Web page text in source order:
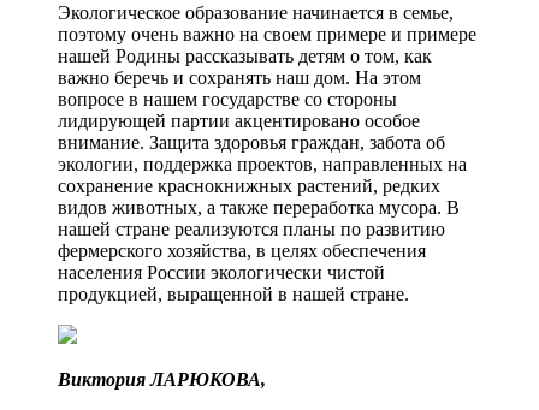
Экологическое образование начинается в семье,
поэтому очень важно на своем примере и примере
нашей Родины рассказывать детям о том, как
важно беречь и сохранять наш дом. На этом
вопросе в нашем государстве со стороны
лидирующей партии акцентировано особое
внимание. Защита здоровья граждан, забота об
экологии, поддержка проектов, направленных на
сохранение краснокнижных растений, редких
видов животных, а также переработка мусора. В
нашей стране реализуются планы по развитию
фермерского хозяйства, в целях обеспечения
населения России экологически чистой
продукцией, выращенной в нашей стране.
Виктория ЛАРЮКОВА,